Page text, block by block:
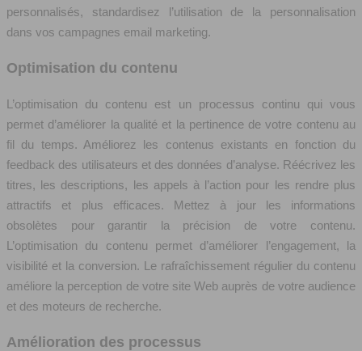
personnalisés, standardisez l’utilisation de la personnalisation
dans vos campagnes email marketing.
Optimisation du contenu
L’optimisation du contenu est un processus continu qui vous
permet d’améliorer la qualité et la pertinence de votre contenu au
fil du temps. Améliorez les contenus existants en fonction du
feedback des utilisateurs et des données d’analyse. Réécrivez les
titres, les descriptions, les appels à l’action pour les rendre plus
attractifs et plus efficaces. Mettez à jour les informations
obsolètes pour garantir la précision de votre contenu.
L’optimisation du contenu permet d’améliorer l’engagement, la
visibilité et la conversion. Le rafraîchissement régulier du contenu
améliore la perception de votre site Web auprès de votre audience
et des moteurs de recherche.
Amélioration des processus